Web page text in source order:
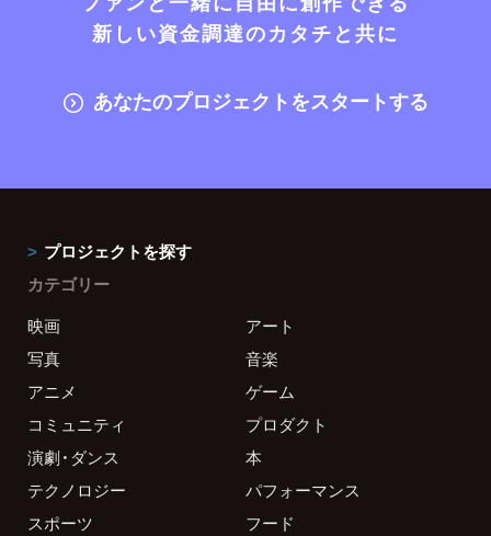
新しい資金調達のカタチと共に
あなたのプロジェクトをスタートする
プロジェクトを探す
カテゴリー
映画
アート
写真
音楽
アニメ
ゲーム
コミュニティ
プロダクト
演劇・ダンス
本
テクノロジー
パフォーマンス
スポーツ
フード